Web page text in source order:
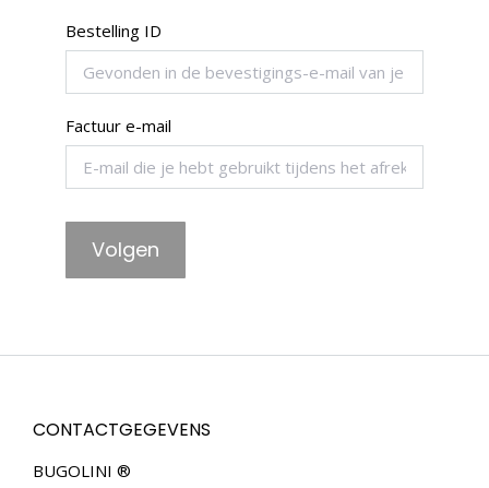
Bestelling ID
Factuur e-mail
Volgen
CONTACTGEGEVENS
BUGOLINI ®